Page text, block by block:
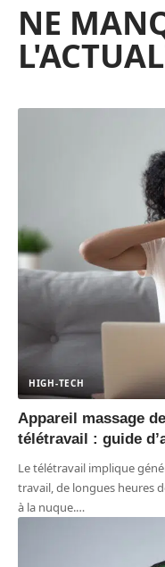
NE
HIGH-TECH
Appareil massage
télétravail : guide
Le télétravail implique
travail, de longues heures
à la nuque.…